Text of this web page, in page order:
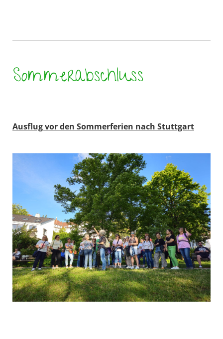
Sommerabschluss
Ausflug vor den Sommerferien nach Stuttgart